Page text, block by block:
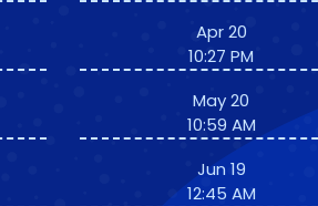
Apr 20
10:27 PM
May 20
10:59 AM
Jun 19
12:45 AM